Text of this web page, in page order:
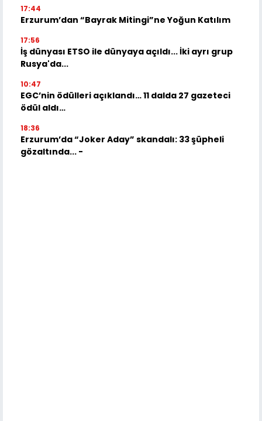
17:44
Erzurum’dan “Bayrak Mitingi”ne Yoğun Katılım
17:56
İş dünyası ETSO ile dünyaya açıldı... İki ayrı grup
Rusya'da...
10:47
EGC’nin ödülleri açıklandı… 11 dalda 27 gazeteci
ödül aldı…
18:36
Erzurum’da “Joker Aday” skandalı: 33 şüpheli
gözaltında... -